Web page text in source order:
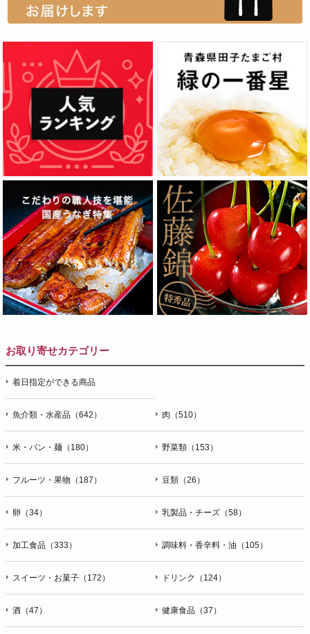
お取り寄せカテゴリー
着日指定ができる商品
魚介類・水産品（642） 肉（510）
米・パン・麺（180） 野菜類（153）
フルーツ・果物（187） 豆類（26）
卵（34） 乳製品・チーズ（58）
加工食品（333） 調味料・香辛料・油（105）
スイーツ・お菓子（172） ドリンク（124）
酒（47） 健康食品（37）